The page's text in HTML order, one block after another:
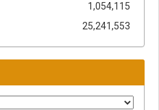
1,054,115
25,241,553